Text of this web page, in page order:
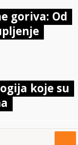
goriva: Od
koje su